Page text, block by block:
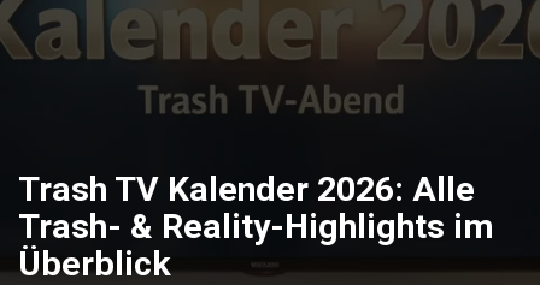
Trash TV Kalender 2026: Alle
Trash- & Reality-Highlights im
Überblick